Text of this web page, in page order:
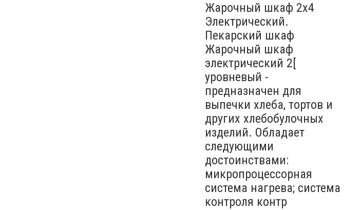
Жарочный шкаф 2х4
Электрический.
Пекарский шкаф
Жарочный шкаф
электрический 2[
уровневый -
предназначен для
выпечки хлеба, тортов и
других хлебобулочных
изделий. Обладает
следующими
достоинствами:
микропроцессорная
система нагрева; система
контроля контр